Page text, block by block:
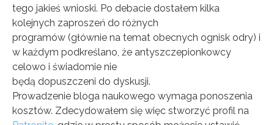
tego jakieś wnioski. Po debacie dostałem kilka
kolejnych zaproszeń do różnych
programów (głównie na temat obecnych ognisk odry) i
w każdym podkreślano, że antyszczepionkowcy
celowo i świadomie nie
będą dopuszczeni do dyskusji.
Prowadzenie bloga naukowego wymaga ponoszenia
kosztów. Zdecydowałem się więc stworzyć profil na